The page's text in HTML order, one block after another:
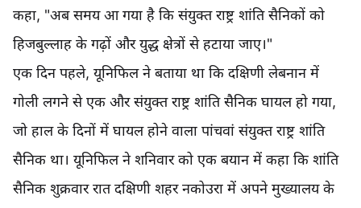
कहा, "अब समय आ गया है कि संयुक्त राष्ट्र शांति सैनिकों को
हिजबुल्लाह के गढ़ों और युद्ध क्षेत्रों से हटाया जाए।"
एक दिन पहले, यूनिफिल ने बताया था कि दक्षिणी लेबनान में
गोली लगने से एक और संयुक्त राष्ट्र शांति सैनिक घायल हो गया,
जो हाल के दिनों में घायल होने वाला पांचवां संयुक्त राष्ट्र शांति
सैनिक था। यूनिफिल ने शनिवार को एक बयान में कहा कि शांति
सैनिक शुक्रवार रात दक्षिणी शहर नकोउरा में अपने मुख्यालय के